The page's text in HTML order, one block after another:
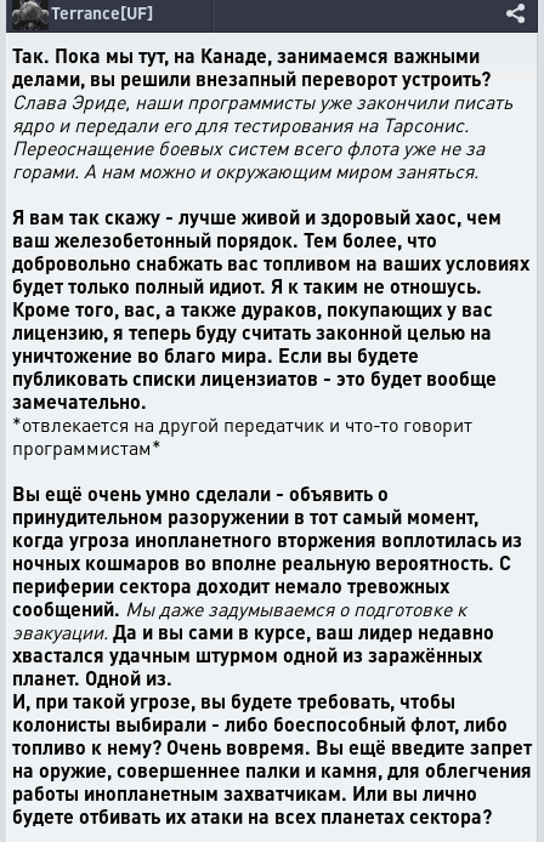
Terrance[UF]
Так. Пока мы тут, на Канаде, занимаемся важными
делами, вы решили внезапный переворот устроить?
Слава Эриде, наши программисты уже закончили писать
ядро и передали его для тестирования на Тарсонис.
Переоснащение боевых систем всего флота уже не за
горами. А нам можно и окружающим миром заняться.
Я вам так скажу - лучше живой и здоровый хаос, чем
ваш железобетонный порядок. Тем более, что
добровольно снабжать вас топливом на ваших условиях
будет только полный идиот. Я к таким не отношусь.
Кроме того, вас, а также дураков, покупающих у вас
лицензию, я теперь буду считать законной целью на
уничтожение во благо мира. Если вы будете
публиковать списки лицензиатов - это будет вообще
замечательно.
*отвлекается на другой передатчик и что-то говорит
программистам*
Вы ещё очень умно сделали - объявить о
принудительном разоружении в тот самый момент,
когда угроза инопланетного вторжения воплотилась из
ночных кошмаров во вполне реальную вероятность. С
периферии сектора доходит немало тревожных
сообщений. Мы даже задумываемся о подготовке к
эвакуации.Да и вы сами в курсе, ваш лидер недавно
хвастался удачным штурмом одной из заражённых
планет. Одной из.
И, при такой угрозе, вы будете требовать, чтобы
колонисты выбирали - либо боеспособный флот, либо
топливо к нему? Очень вовремя. Вы ещё введите запрет
на оружие, совершеннее палки и камня, для облегчения
работы инопланетным захватчикам. Или вы лично
будете отбивать их атаки на всех планетах сектора?